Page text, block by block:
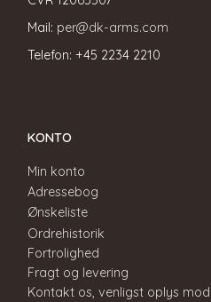
Mail: per@dk-arms.com
Telefon: +45 2234 2210
KONTO
Min konto
Adressebog
Ønskeliste
Ordrehistorik
Fortrolighed
Fragt og levering
Kontakt os, venligst oplys